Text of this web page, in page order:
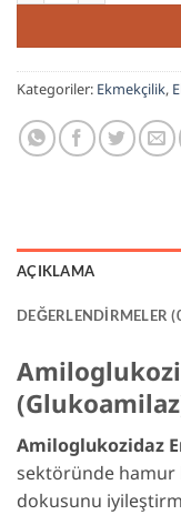
Kategoriler: Ekmekçilik,
AÇIKLAMA
DEĞERLENDIRMELER
Amiloglukozidaz
sektöründe hamur
dokusunu